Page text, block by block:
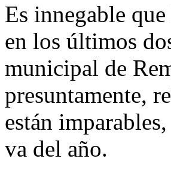
Es innegable
en los últimos
municipal de
presuntamente,
están
va del año.